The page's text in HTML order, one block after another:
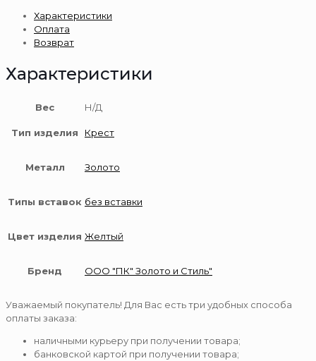
золота
пробы
Характеристики
Оплата
Возврат
Характеристики
Вес Н/Д
Тип изделия Крест
Металл Золото
Типы вставок без вставки
Цвет изделия Желтый
Бренд ООО "ПК" Золото и Стиль"
Уважаемый покупатель! Для Вас есть три удобных способа
оплаты заказа:
наличными курьеру при получении товара;
банковской картой при получении товара;